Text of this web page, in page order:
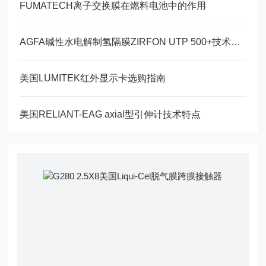
FUMATECH离子交换膜在燃料电池中的作用
AGFA碱性水电解制氢隔膜ZIRFON UTP 500+技术参数
美国LUMITEK红外显示卡选购指南
美国RELIANT-EAG axial型引伸计技术特点